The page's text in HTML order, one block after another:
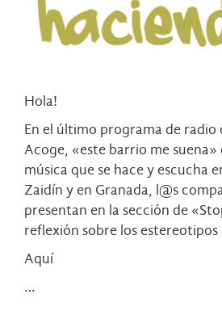
Hola!
En el último programa de radio
Acoge, «este barrio me suena»
música que se hace y escucha
Zaidín y en Granada, l@s
presentan en la sección de
reflexión sobre los estereotipos
Aquí
…